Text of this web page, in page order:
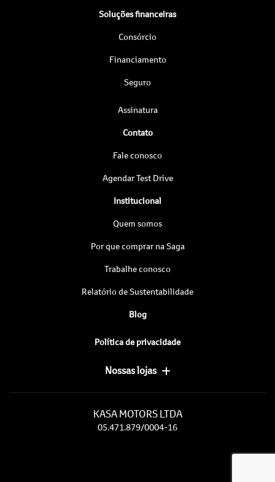
Soluções financeiras
Consórcio
Financiamento
Seguro
Assinatura
Contato
Fale conosco
Agendar Test Drive
Institucional
Quem somos
Por que comprar na Saga
Trabalhe conosco
Relatório de Sustentabilidade
Blog
Política de privacidade
Nossas lojas
KASA MOTORS LTDA
05.471.879/0004-16